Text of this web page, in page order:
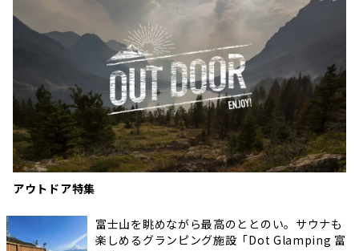
アウトドア特集
富士山を眺めながら最高のととのい。サウナも
楽しめるグランピング施設「Dot Glamping 富